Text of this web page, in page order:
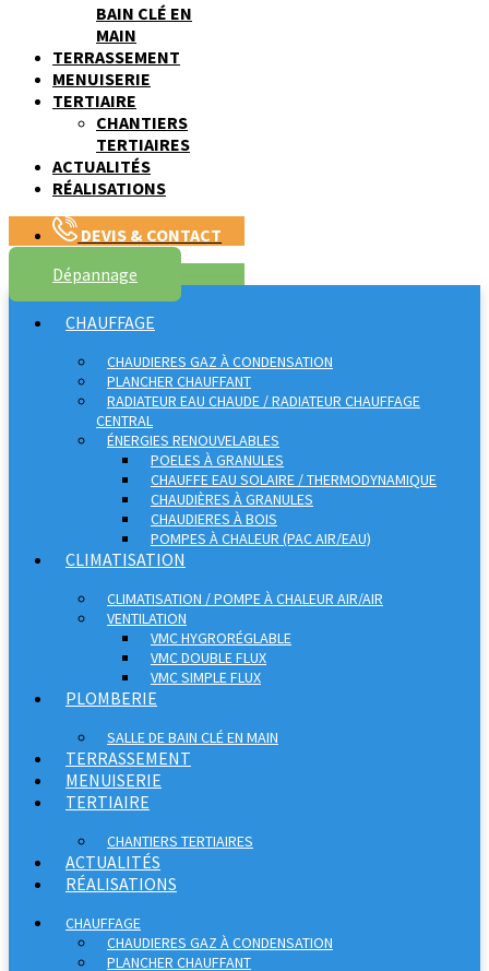
BAIN CLÉ EN
MAIN
TERRASSEMENT
MENUISERIE
TERTIAIRE
CHANTIERS
TERTIAIRES
ACTUALITÉS
RÉALISATIONS
DEVIS & CONTACT
Dépannage
CHAUFFAGE
CHAUDIERES GAZ À CONDENSATION
PLANCHER CHAUFFANT
RADIATEUR EAU CHAUDE / RADIATEUR CHAUFFAGE
CENTRAL
ÉNERGIES RENOUVELABLES
POELES À GRANULES
CHAUFFE EAU SOLAIRE / THERMODYNAMIQUE
CHAUDIÈRES À GRANULES
CHAUDIERES À BOIS
POMPES À CHALEUR (PAC AIR/EAU)
CLIMATISATION
CLIMATISATION / POMPE À CHALEUR AIR/AIR
VENTILATION
VMC HYGRORÉGLABLE
VMC DOUBLE FLUX
VMC SIMPLE FLUX
PLOMBERIE
SALLE DE BAIN CLÉ EN MAIN
TERRASSEMENT
MENUISERIE
TERTIAIRE
CHANTIERS TERTIAIRES
ACTUALITÉS
RÉALISATIONS
CHAUFFAGE
CHAUDIERES GAZ À CONDENSATION
PLANCHER CHAUFFANT